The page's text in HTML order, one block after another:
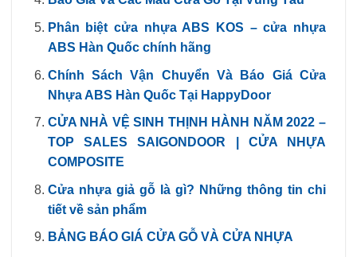
Phân biệt cửa nhựa ABS KOS – cửa nhựa
ABS Hàn Quốc chính hãng
Chính Sách Vận Chuyển Và Báo Giá Cửa
Nhựa ABS Hàn Quốc Tại HappyDoor
CỬA NHÀ VỆ SINH THỊNH HÀNH NĂM 2022 –
TOP SALES SAIGONDOOR | CỬA NHỰA
COMPOSITE
Cửa nhựa giả gỗ là gì? Những thông tin chi
tiết về sản phẩm
BẢNG BÁO GIÁ CỬA GỖ VÀ CỬA NHỰA